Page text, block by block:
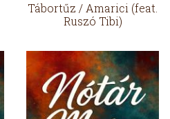
Tábortűz / Amarici (feat.
Ruszó Tibi)